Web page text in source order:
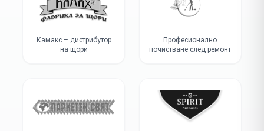
Камакс – дистрибутор
на щори
Професионално
почистване след ремонт